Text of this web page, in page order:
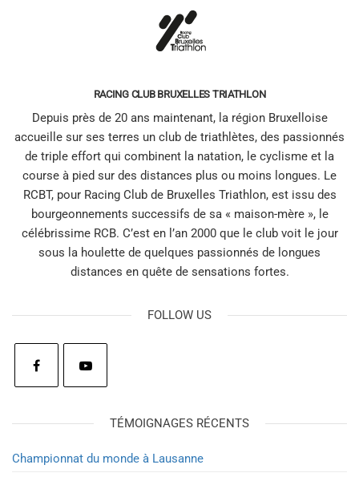
RACING CLUB BRUXELLES TRIATHLON
Depuis près de 20 ans maintenant, la région Bruxelloise
accueille sur ses terres un club de triathlètes, des passionnés
de triple effort qui combinent la natation, le cyclisme et la
course à pied sur des distances plus ou moins longues. Le
RCBT, pour Racing Club de Bruxelles Triathlon, est issu des
bourgeonnements successifs de sa « maison-mère », le
célébrissime RCB. C’est en l’an 2000 que le club voit le jour
sous la houlette de quelques passionnés de longues
distances en quête de sensations fortes.
FOLLOW US
TÉMOIGNAGES RÉCENTS
Championnat du monde à Lausanne